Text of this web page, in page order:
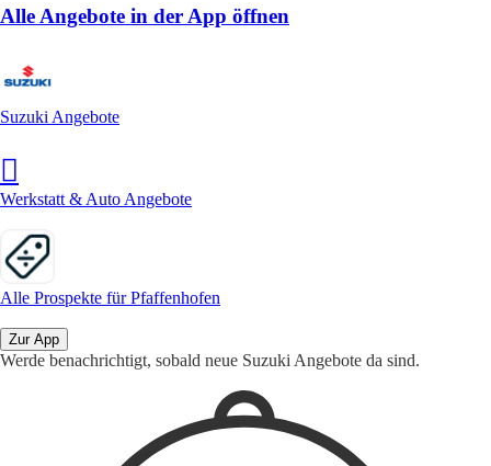
Alle Angebote in der App öffnen
Suzuki Angebote
Werkstatt & Auto Angebote
Alle Prospekte für Pfaffenhofen
Zur App
Werde benachrichtigt, sobald neue Suzuki Angebote da sind.